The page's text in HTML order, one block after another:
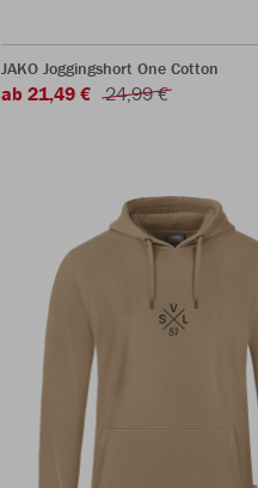
JAKO Joggingshort One Cotton
ab 21,49 € 24,99 €